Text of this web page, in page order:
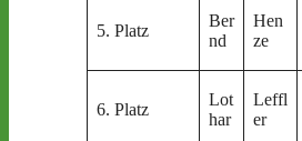
5. Platz
Ber
nd
Hen
ze
6. Platz
Lot
har
Leffl
er